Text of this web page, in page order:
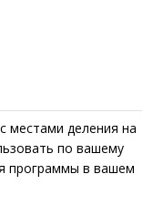
местами деления на
по вашему
программы в вашем